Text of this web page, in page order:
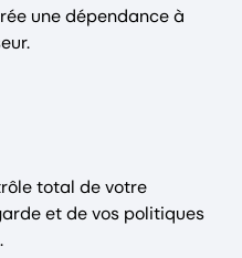
une dépendance à
total de votre
et de vos politiques